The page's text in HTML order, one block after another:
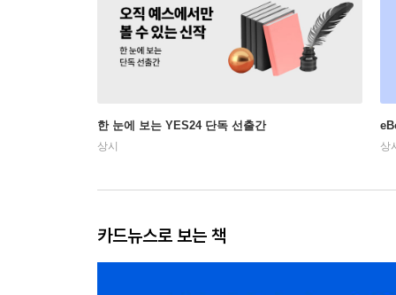
한 눈에 보는 YES24 단독 선출간
상시 상
카드뉴스로 보는 책